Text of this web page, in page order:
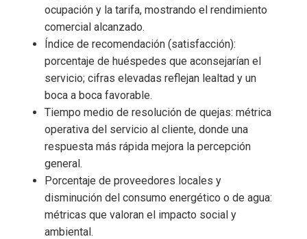
ocupación y la tarifa, mostrando el rendimiento
comercial alcanzado.
Índice de recomendación (satisfacción):
porcentaje de huéspedes que aconsejarían el
servicio; cifras elevadas reflejan lealtad y un
boca a boca favorable.
Tiempo medio de resolución de quejas: métrica
operativa del servicio al cliente, donde una
respuesta más rápida mejora la percepción
general.
Porcentaje de proveedores locales y
disminución del consumo energético o de agua:
métricas que valoran el impacto social y
ambiental.